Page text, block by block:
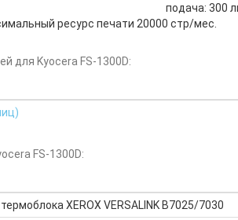
подача: 300
ресурс печати 20000 стр/мес.
для Kyocera FS-1300D:
FS-1300D:
XEROX VERSALINK B7025/7030